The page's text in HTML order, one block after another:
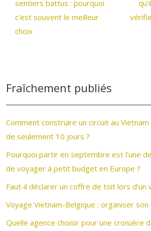
sentiers battus : pourquoi
c’est souvent le meilleur
choix
Fraîchement publiés
Comment construire un circuit au
de seulement 10 jours ?
Pourquoi partir en septembre est l’une
de voyager à petit budget en Europe ?
Faut-il déclarer un coffre de toit lors d’un
Voyage Vietnam-Belgique : organiser
Quelle agence choisir pour une croisière